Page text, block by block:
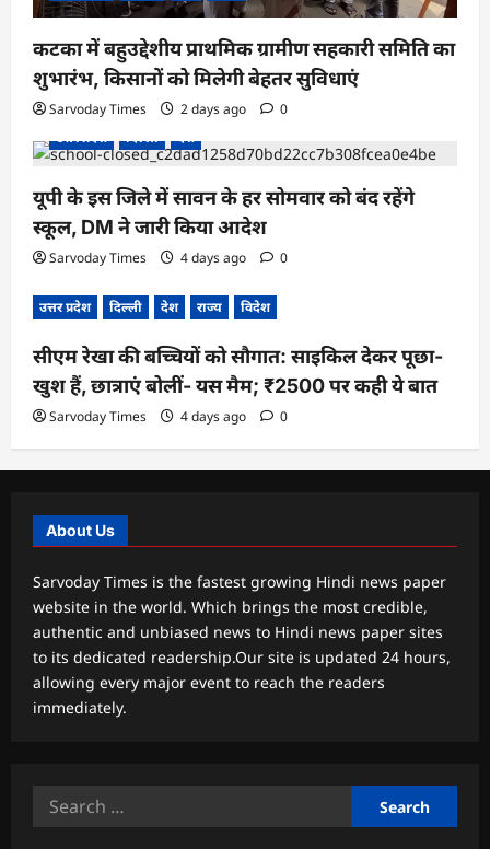
कटका में बहुउद्देशीय प्राथमिक ग्रामीण सहकारी समिति का
शुभारंभ, किसानों को मिलेगी बेहतर सुविधाएं
Sarvoday Times 2 days ago
0
उत्तर प्रदेश
दिल्ली देश
यूपी के इस जिले में सावन के हर सोमवार को बंद रहेंगे
स्कूल, DM ने जारी किया आदेश
Sarvoday Times 4 days ago 0
उत्तर प्रदेश दिल्ली देश राज्य विदेश
सीएम रेखा की बच्चियों को सौगात: साइकिल देकर पूछा-
खुश हैं, छात्राएं बोलीं- यस मैम; ₹2500 पर कही ये बात
Sarvoday Times 4 days ago 0
About Us
Sarvoday Times is the fastest growing Hindi news paper
website in the world. Which brings the most credible,
authentic and unbiased news to Hindi news paper sites
to its dedicated readership.Our site is updated 24 hours,
allowing every major event to reach the readers
immediately.
Search